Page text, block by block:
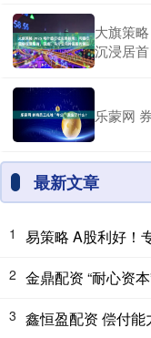
大旗策
沉浸居
乐蒙网
最新文章
1 易策略 A股利好！
2 金鼎配资 “耐心资
3 鑫恒盈配资 偿付能